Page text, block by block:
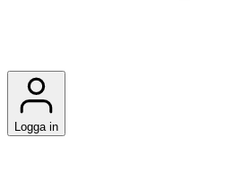
Logga in